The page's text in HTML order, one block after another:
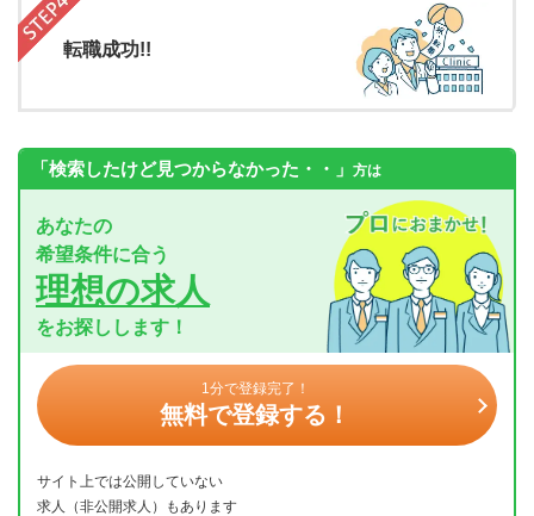
転職成功!!
「検索したけど見つからなかった・・」 方は
あなたの
希望条件に合う
理想の求人
をお探しします！
1分で登録完了！
無料で登録する！
サイト上では公開していない
求人（非公開求人）もあります